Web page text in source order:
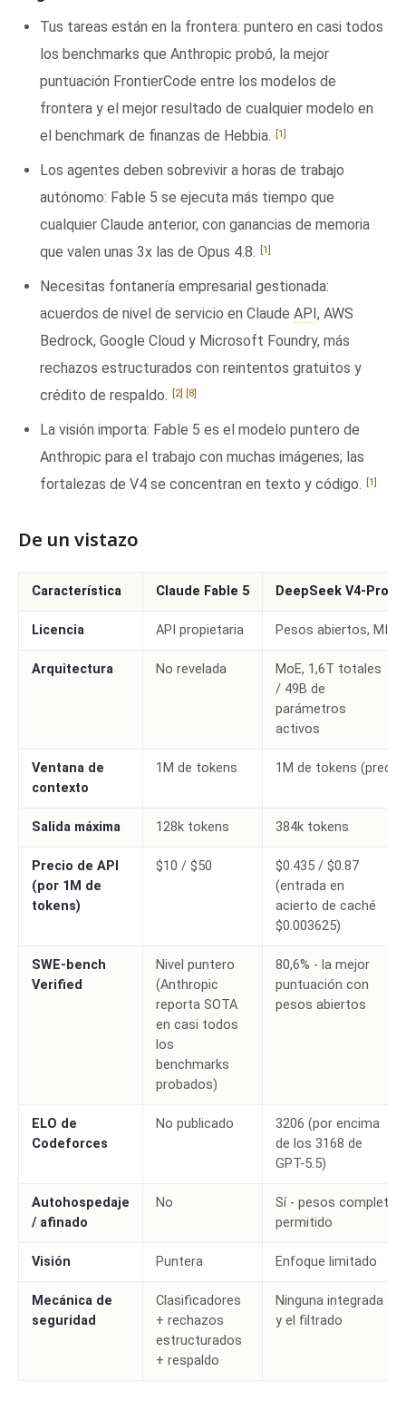
Tus tareas están en la frontera: puntero en casi todos
los benchmarks que Anthropic probó, la mejor
puntuación FrontierCode entre los modelos de
frontera y el mejor resultado de cualquier modelo en
el benchmark de finanzas de Hebbia. [1]
Los agentes deben sobrevivir a horas de trabajo
autónomo: Fable 5 se ejecuta más tiempo que
cualquier Claude anterior, con ganancias de memoria
que valen unas 3x las de Opus 4.8. [1]
Necesitas fontanería empresarial gestionada:
acuerdos de nivel de servicio en Claude API , AWS
Bedrock, Google Cloud y Microsoft Foundry, más
rechazos estructurados con reintentos gratuitos y
crédito de respaldo. [2] [8]
La visión importa: Fable 5 es el modelo puntero de
Anthropic para el trabajo con muchas imágenes; las
fortalezas de V4 se concentran en texto y código. [1]
De un vistazo
Característica Claude Fable 5 DeepSeek V4-Pro
Licencia API propietaria Pesos abiertos, MIT
Arquitectura No revelada
MoE, 1,6T totales
/ 49B de
parámetros
activos
Ventana de
contexto
1M de tokens 1M de tokens
Salida máxima 128k tokens 384k tokens
Precio de API
(por 1M de
tokens)
$10 / $50
$0.435 / $0.87
(entrada en
acierto de caché
$0.003625)
SWE-bench
Verified
Nivel puntero
(Anthropic
reporta SOTA
en casi todos
los
benchmarks
probados)
80,6% - la mejor
puntuación con
pesos abiertos
ELO de
Codeforces
No publicado
3206 (por encima
de los 3168 de
GPT-5.5)
Autohospedaje
/ afinado
No
Sí - pesos
permitido
Visión Puntera Enfoque limitado
Mecánica de
seguridad
Clasificadores
+ rechazos
estructurados
+ respaldo
Ninguna integrada -
y el filtrado